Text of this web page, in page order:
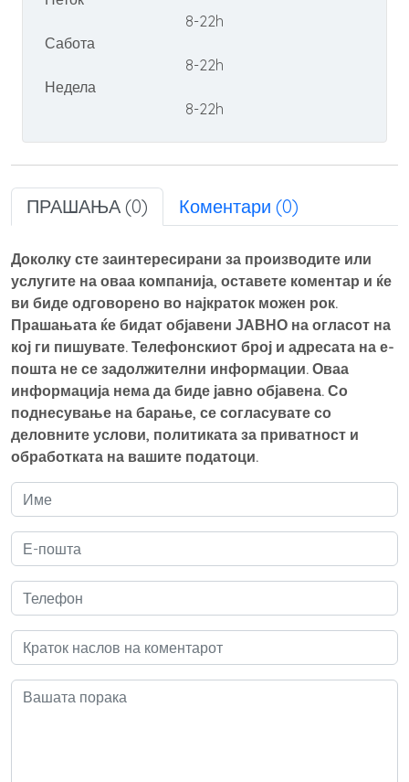
8-22h
Сабота
8-22h
Недела
8-22h
ПРАШАЊА (0) Коментари (0)
Доколку сте заинтересирани за производите или
услугите на оваа компанија, оставете коментар и ќе
ви биде одговорено во најкраток можен рок.
Прашањата ќе бидат објавени ЈАВНО на огласот на
кој ги пишувате. Телефонскиот број и адресата на е-
пошта не се задолжителни информации. Оваа
информација нема да биде јавно објавена. Со
поднесување на барање, се согласувате со
деловните услови, политиката за приватност и
обработката на вашите податоци.